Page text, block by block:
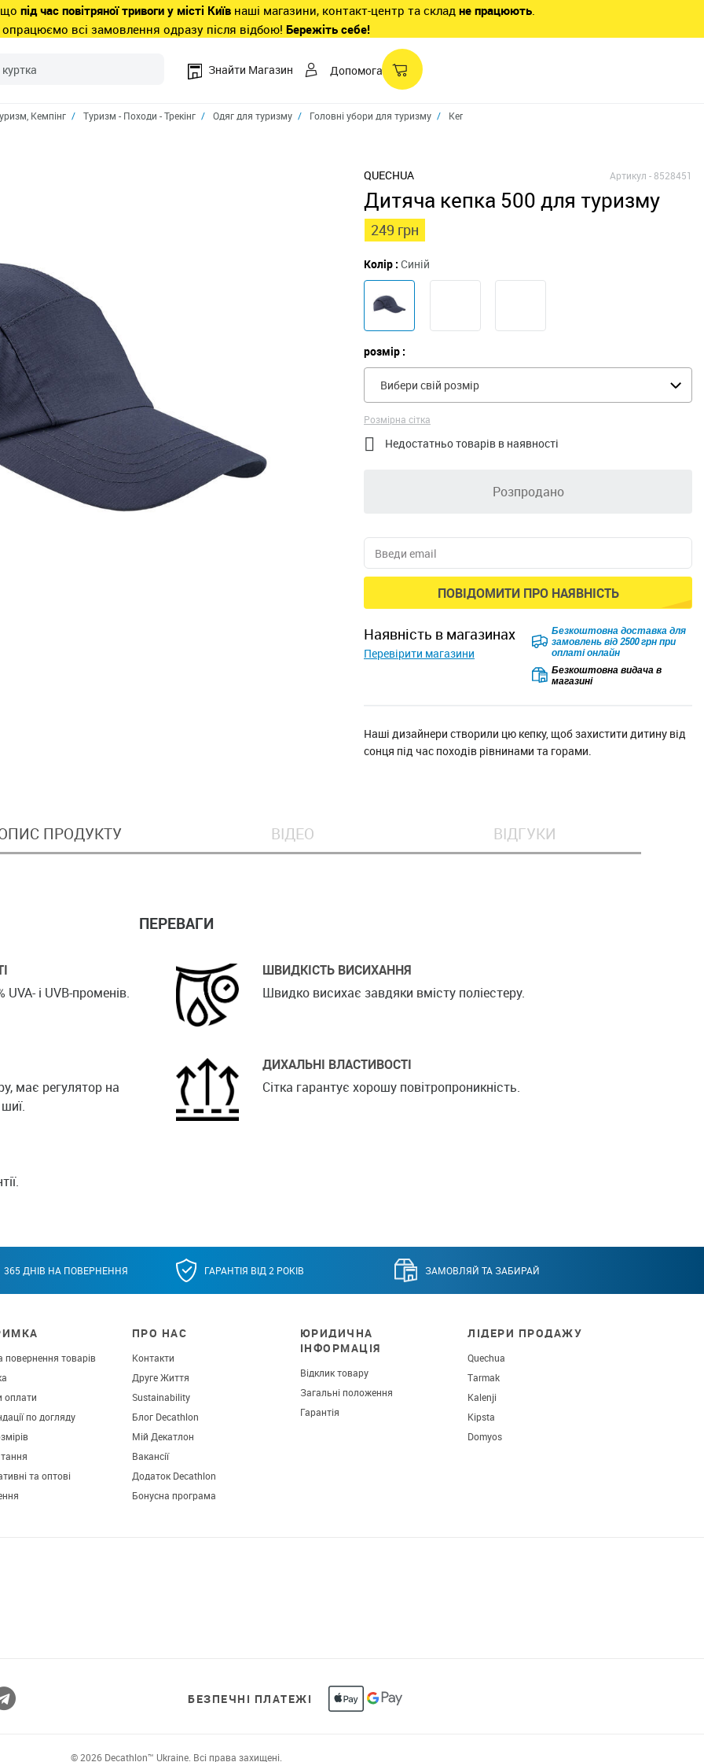
що під час повітряної тривоги у місті Київ наші магазини, контакт-центр та склад не працюють.
всі замовлення одразу після відбою! Бережіть себе!
Знайти Магазин Допомога
Кемпiнг Туризм - Походи - Трекінг Одяг для туризму Головні убори для туризму Кепки
QUECHUA Артикул -8528451
Дитяча кепка 500 для туризму
249 грн
Колір : Синій
розмір :
Вибери свій розмір
Розмірна сітка
 Недостатньо товарів в наявності
Розпродано
ПОВІДОМИТИ ПРО НАЯВНІСТЬ
наявність в магазинах
Перевірити магазини
Безкоштовна доставка для
замовлень від 2500 грн при
оплаті онлайн
Безкоштовна видача в
магазині
Наші дизайнери створили цю кепку, щоб захистити дитину від
сонця під час походів рівнинами та горами.
ПРОДУКТУ ВІДЕО ВІДГУКИ
ПЕРЕВАГИ
і UVB-променів.
ШВИДКІСТЬ ВИСИХАННЯ
Швидко висихає завдяки вмісту поліестеру.
має регулятор на
ДИХАЛЬНІ ВЛАСТИВОСТІ
Сітка гарантує хорошу повітропроникність.
365 ДНІВ НА ПОВЕРНЕННЯ ГАРАНТІЯ ВІД 2 РОКІВ ЗАМОВЛЯЙ ТА ЗАБИРАЙ
повернення товарів
оплати
по догляду
та оптові
ПРО НАС
Контакти
Друге Життя
Sustainability
Блог Decathlon
Мій Декатлон
Вакансії
Додаток Decathlon
Бонусна програма
ЮРИДИЧНА
ІНФОРМАЦІЯ
Відклик товару
Загальні положення
Гарантія
ЛІДЕРИ ПРОДАЖУ
Quechua
Tarmak
Kalenji
Kipsta
Domyos